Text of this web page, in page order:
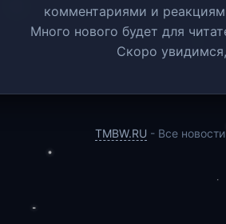
комментариями и
Много нового будет для
Скоро
TMBW.RU - Все